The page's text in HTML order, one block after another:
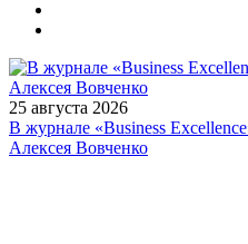
25 августа 2026
В журнале «Business
Алексея Вовченко